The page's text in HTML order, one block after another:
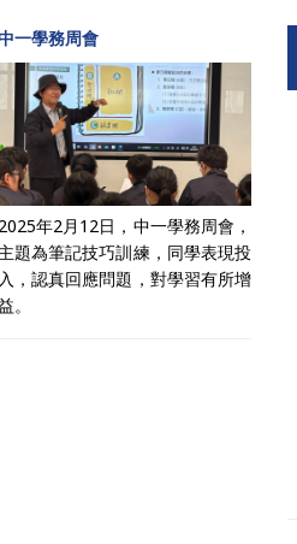
一學務周會
2025年2月12日，中一學務周會，
主題為筆記技巧訓練，同學表現投
入，認真回應問題，對學習有所增
。